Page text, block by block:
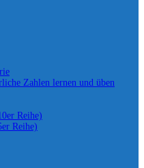
Zahlen lernen und üben
Reihe)
Reihe)